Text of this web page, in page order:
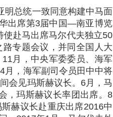
明总统一致同意构建中马面
出席第3届中国—南亚博览
赴马出席马尔代夫独立50
专题会议，并同全国人大
月，中央军委委员、海军
月，海军副司令员田中中将
会见玛斯赫议长。6月，马
，玛斯赫议长率团出席。8
赫议长赴重庆出席2016中